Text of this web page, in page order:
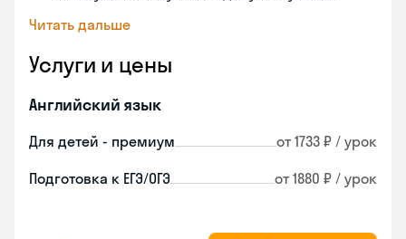
Читать дальше
Услуги и цены
Английский язык
Для детей - премиум от 1733 ₽ / урок
Подготовка к ЕГЭ/ОГЭ от 1880 ₽ / урок